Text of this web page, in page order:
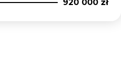
920 000 zł